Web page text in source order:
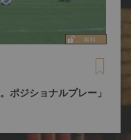
ポジショナルプレー」